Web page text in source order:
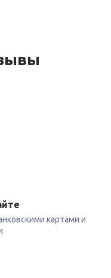
картами и